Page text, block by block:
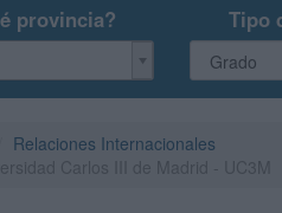
provincia? Tipo
Relaciones Internacionales